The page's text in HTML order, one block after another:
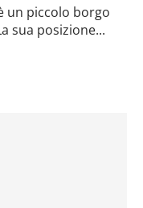
un piccolo borgo
sua posizione...